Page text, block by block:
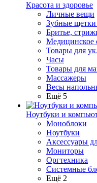
Красота и здоровье
Личные вещи
Зубные
Бритье,
Медицинское
Товары для
Часы
Товары для
Массажеры
Весы
Ещё 5
Ноутбуки и
Моноблоки
Ноутбуки
Аксессуары
Мониторы
Оргтехника
Системные
Ещё 2